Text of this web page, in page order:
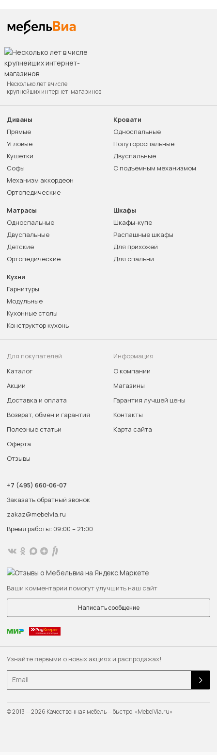
Узнайте первыми о новых акциях и распродажах!
Email
Несколько лет в числе
крупнейших интернет-магазинов
Диваны
Прямые
Угловые
Кушетки
Софы
Механизм аккордеон
Ортопедические
Кровати
Односпальные
Полутороспальные
Двуспальные
С подъемным механизмом
Матрасы
Односпальные
Двуспальные
Детские
Ортопедические
Шкафы
Шкафы-купе
Распашные шкафы
Для прихожей
Для спальни
Кухни
Гарнитуры
Модульные
Кухонные столы
Конструктор кухонь
Для покупателей
Каталог
Акции
Доставка и оплата
Возврат, обмен и гарантия
Полезные статьи
Оферта
Отзывы
Информация
О компании
Магазины
Гарантия лучшей цены
Контакты
Карта сайта
+7 (495) 660-06-07
Заказать обратный звонок
zakaz@mebelvia.ru
Время работы: 09:00 – 21:00
Ваши комментарии помогут улучшить наш сайт
Написать сообщение
© 2013 — 2026 Качественная мебель — быстро. «MebelVia.ru»